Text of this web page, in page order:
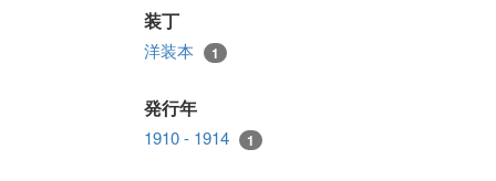
装丁
洋装本 1
発行年
1910 - 1914 1